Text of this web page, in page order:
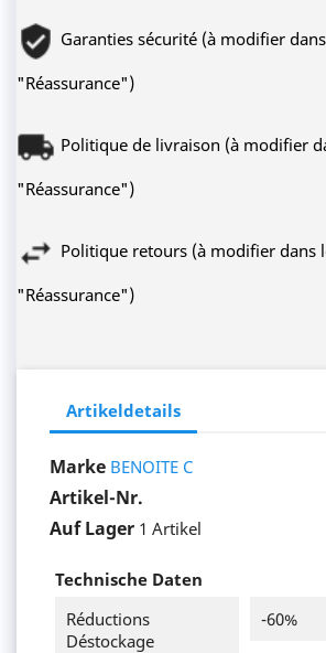
Garanties sécurité (à modifier
"Réassurance")
Politique de livraison (à modifier
"Réassurance")
Politique retours (à modifier dans
"Réassurance")
Artikeldetails
Marke BENOITE C
Artikel-Nr.
Auf Lager 1 Artikel
Technische Daten
Réductions
Déstockage
-60%